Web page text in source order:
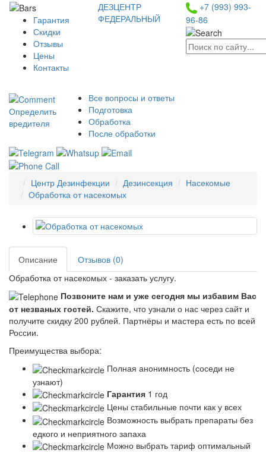
Гарантия
Скидки
Отзывы
Цены
Контакты
ДЕЗЦЕНТР
ФЕДЕРАЛЬНЫЙ
+7 (993) 993-
96-86
Определить
вредителя
Все вопросы и ответы
Подготовка
Обработка
После обработки
Центр Дезинфекции Дезинсекция
Насекомые
Обработка от насекомых
Описание
Отзывов (0)
Обработка от насекомых - заказать услугу.
Позвоните нам и уже сегодня мы избавим Вас
от незваных гостей. Скажите, что узнали о нас через сайт и
получите скидку 200 рублей. Партнёры и мастера есть по всей
России.
Преимущества выбора:
Полная анонимность (соседи не
узнают)
Гарантия 1 год
Цены стабильные почти как у всех
Возможность выбрать препараты без
едкого и неприятного запаха
Можно выбрать тариф оптимальный